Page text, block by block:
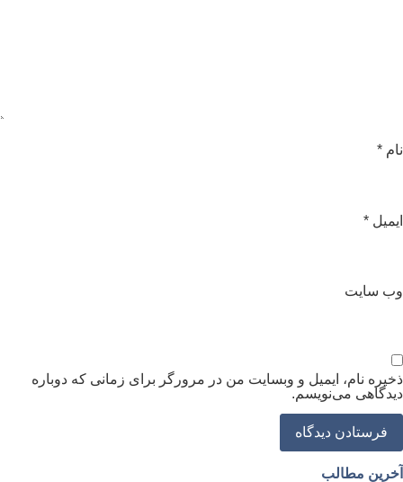
*
*
سایت
نام، ایمیل و وبسایت من در مرورگر برای زمانی که دوباره
می‌نویسم.
مطالب